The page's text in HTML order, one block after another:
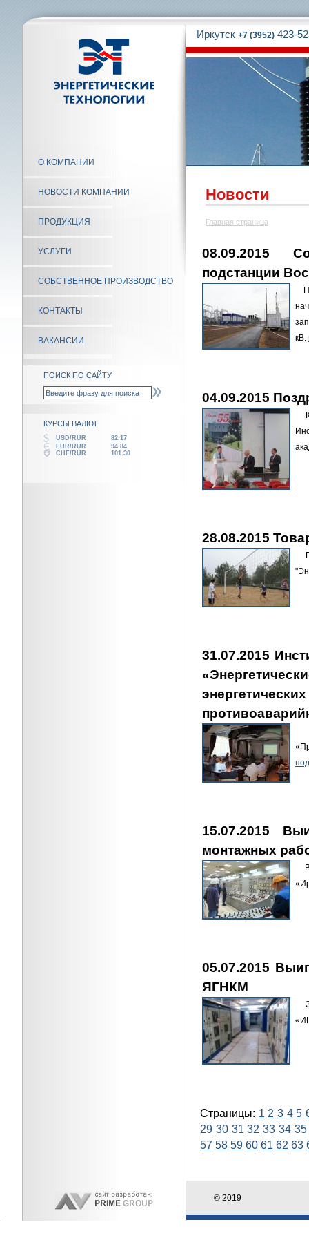
О КОМПАНИИ
НОВОСТИ КОМПАНИИ
ПРОДУКЦИЯ
УСЛУГИ
СОБСТВЕННОЕ ПРОИЗВОДСТВО
КОНТАКТЫ
ВАКАНСИИ
ПОИСК ПО САЙТУ
КУРСЫ ВАЛЮТ
USD/RUR
82.17
EUR/RUR
94.84
CHF/RUR
101.30
Иркутск +7 (3952) 423-
Новости
Главная страница
08.09.2015
подстанции
кВ.
04.09.2015
28.08.2015
31.07.2015
15.07.2015
монтажных
05.07.2015
ЯГНКМ
Страницы: 1 2 3 4 5
29 30 31 32 33 34 35
57 58 59 60 61 62 63
© 2019